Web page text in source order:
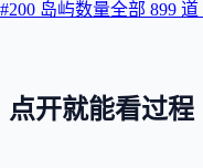
#200 岛屿数量全部 899
开就能看过程